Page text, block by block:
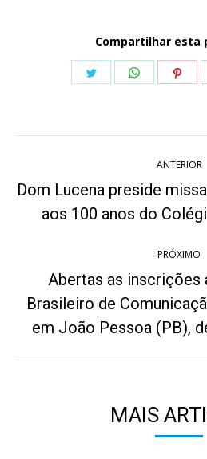
Compartilhar esta
Share
Share
de
post:
ANTERIOR
Post
Dom Lucena preside
aos 100 anos do
PRÓXIMO
post:
Abertas as inscrições
Brasileiro de
em João Pessoa (PB),
MAIS